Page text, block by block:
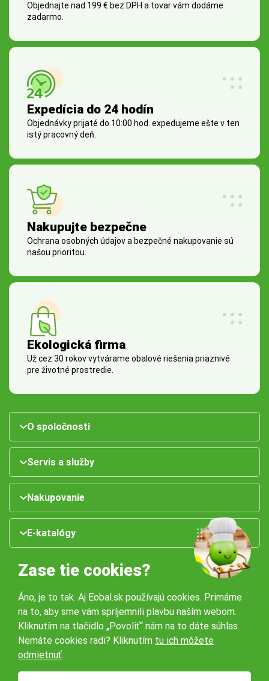
Objednajte nad 199 € bez DPH a tovar vám dodáme
zadarmo.
Expedícia do 24 hodín
Objednávky prijaté do 10:00 hod. expedujeme ešte v ten
istý pracovný deň.
Nakupujte bezpečne
Ochrana osobných údajov a bezpečné nakupovanie sú
našou prioritou.
Ekologická firma
Už cez 30 rokov vytvárame obalové riešenia priaznivé
pre životné prostredie.
O spoločnosti
Servis a služby
Nakupovanie
E-katalógy
Naše pobočky:
Obchodné podmienky
Zase tie cookies?
Áno, je to tak. Aj Eobal.sk používajú cookies. Primárne
na to, aby sme vám spríjemnili plavbu naším webom.
Kliknutím na tlačidlo „Povoliť“ nám na to dáte súhlas.
Nemáte cookies radi? Kliknutím tu ich môžete
odmietnuť.